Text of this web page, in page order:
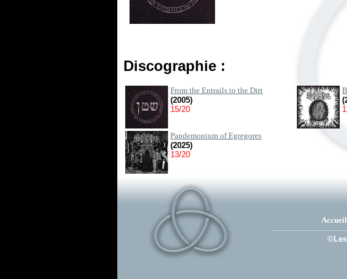
Discographie :
From the Entrails to the Dirt
(2005)
15/20
Pandemonium of Egregores
(2025)
13/20
Accueil